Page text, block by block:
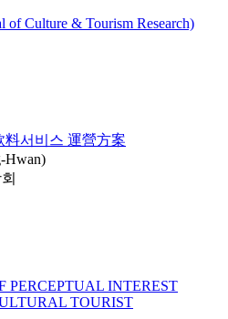
Culture & Tourism Research)
料서비스 運營方案
Hwan)
PERCEPTUAL INTEREST
TOURIST